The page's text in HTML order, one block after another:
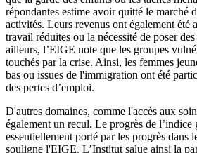
répondantes estime avoir quitté le marché
activités. Leurs revenus ont également été
travail réduites ou la nécessité de poser
ailleurs, l’EIGE note que les groupes
touchés par la crise. Ainsi, les femmes
bas ou issues de l'immigration ont été
des pertes d’emploi.
D'autres domaines, comme l'accès aux
également un recul. Le progrès de l’indice
essentiellement porté par les progrès dans
souligne l'EIGE. L’Institut salue ainsi la